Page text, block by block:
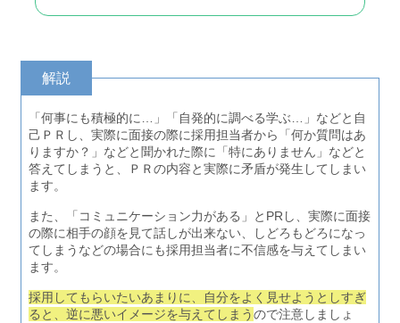
解説
「何事にも積極的に…」「自発的に調べる学ぶ…」などと自
己ＰＲし、実際に面接の際に採用担当者から「何か質問はあ
りますか？」などと聞かれた際に「特にありません」などと
答えてしまうと、ＰＲの内容と実際に矛盾が発生してしまい
ます。
また、「コミュニケーション力がある」とPRし、実際に面接
の際に相手の顔を見て話しが出来ない、しどろもどろになっ
てしまうなどの場合にも採用担当者に不信感を与えてしまい
ます。
採用してもらいたいあまりに、自分をよく見せようとしすぎ
ると、逆に悪いイメージを与えてしまうので注意しましょ